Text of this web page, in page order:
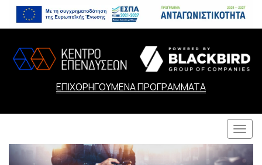
ΕΠΙΧΟΡΗΓΟΥΜΕΝΑ ΠΡΟΓΡΑΜΜΑΤΑ